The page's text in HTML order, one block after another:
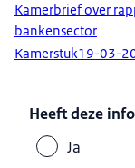
Kamerbrief over
bankensector
Kamerstuk19-03-
Heeft deze
Ja